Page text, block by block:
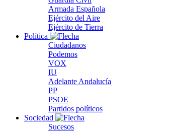
Armada Española
Ejército del Aire
Ejército de Tierra
Política
Ciudadanos
Podemos
VOX
IU
Adelante Andalucía
PP
PSOE
Partidos políticos
Sociedad
Sucesos